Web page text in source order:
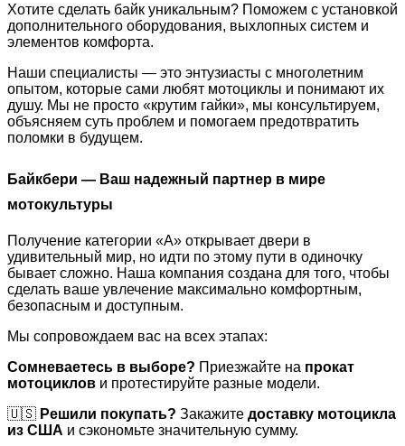
Хотите сделать байк уникальным? Поможем с установкой
дополнительного оборудования, выхлопных систем и
элементов комфорта.
Наши специалисты — это энтузиасты с многолетним
опытом, которые сами любят мотоциклы и понимают их
душу. Мы не просто «крутим гайки», мы консультируем,
объясняем суть проблем и помогаем предотвратить
поломки в будущем.
Байкбери — Ваш надежный партнер в мире
мотокультуры
Получение категории «А» открывает двери в
удивительный мир, но идти по этому пути в одиночку
бывает сложно. Наша компания создана для того, чтобы
сделать ваше увлечение максимально комфортным,
безопасным и доступным.
Мы сопровождаем вас на всех этапах:
Сомневаетесь в выборе? Приезжайте на прокат
мотоциклов и протестируйте разные модели.
🇺🇸 Решили покупать? Закажите доставку мотоцикла
из США и сэкономьте значительную сумму.